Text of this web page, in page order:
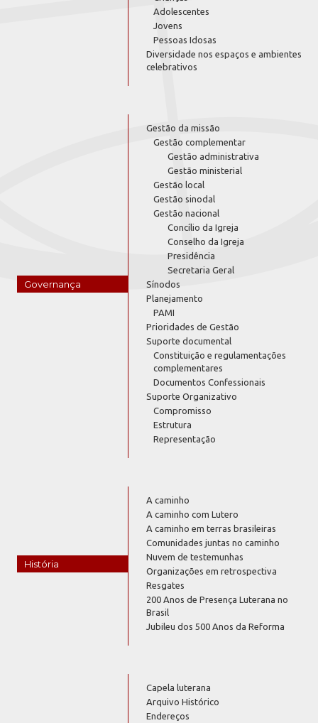
Adolescentes
Jovens
Pessoas Idosas
Diversidade nos espaços e ambientes
celebrativos
Governança
Gestão da missão
Gestão complementar
Gestão administrativa
Gestão ministerial
Gestão local
Gestão sinodal
Gestão nacional
Concílio da Igreja
Conselho da Igreja
Presidência
Secretaria Geral
Sínodos
Planejamento
PAMI
Prioridades de Gestão
Suporte documental
Constituição e regulamentações
complementares
Documentos Confessionais
Suporte Organizativo
Compromisso
Estrutura
Representação
História
A caminho
A caminho com Lutero
A caminho em terras brasileiras
Comunidades juntas no caminho
Nuvem de testemunhas
Organizações em retrospectiva
Resgates
200 Anos de Presença Luterana no
Brasil
Jubileu dos 500 Anos da Reforma
Capela luterana
Arquivo Histórico
Endereços